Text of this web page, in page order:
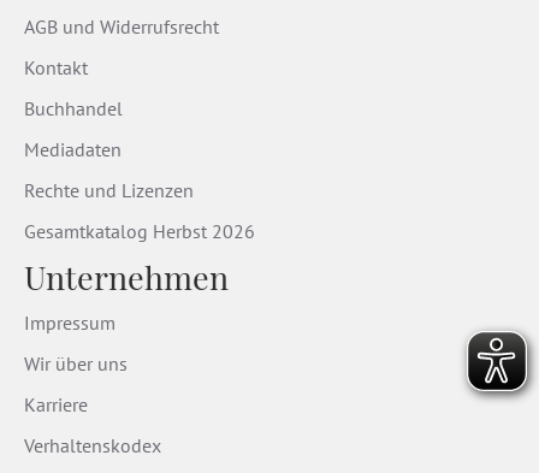
AGB und Widerrufsrecht
Kontakt
Buchhandel
Mediadaten
Rechte und Lizenzen
Gesamtkatalog Herbst 2026
Unternehmen
Impressum
Wir über uns
Karriere
Verhaltenskodex